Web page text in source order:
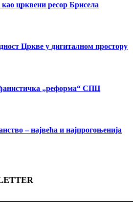
црквени ресор Брисела
Цркве у дигиталном простору
„реформа“ СПЦ
– највећа и најпрогоњенија